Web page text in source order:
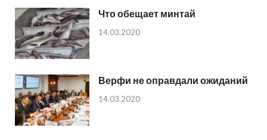
Что обещает минтай
14.03.2020
Верфи не оправдали ожиданий
14.03.2020